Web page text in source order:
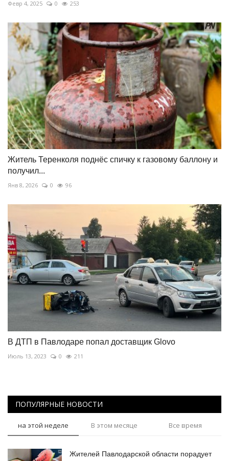
Февр 4, 2025 0 253
Житель Теренколя поднёс спичку к газовому баллону и
получил...
Янв 8, 2026 0 96
В ДТП в Павлодаре попал доставщик Glovo
Июль 13, 2023 0 211
ПОПУЛЯРНЫЕ НОВОСТИ
на этой неделе В этом месяце Все время
Жителей Павлодарской области порадует